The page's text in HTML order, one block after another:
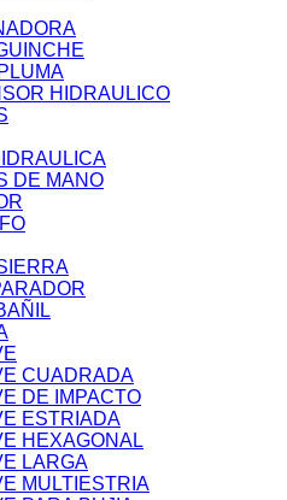
HIDRAULICO
DE MANO
CUADRADA
DE IMPACTO
ESTRIADA
HEXAGONAL
LARGA
MULTIESTRIA